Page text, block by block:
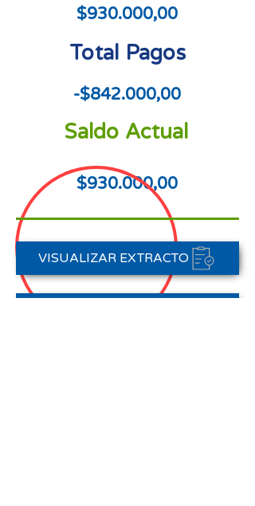
$930.000,00
Total Pagos
-$842.000,00
Saldo Actual
$930.000,00
VISUALIZAR EXTRACTO